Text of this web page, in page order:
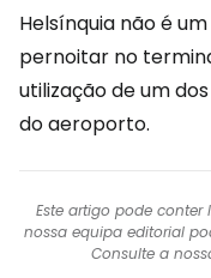
Helsínquia não é
pernoitar no
utilização de um
do aeroporto.
Este artigo pode
nossa equipa editorial
Consulte a